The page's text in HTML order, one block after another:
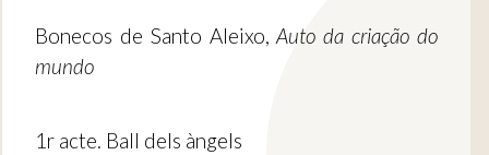
Bonecos de Santo Aleixo,Auto da criação do
mundo
1r acte. Ball dels àngels